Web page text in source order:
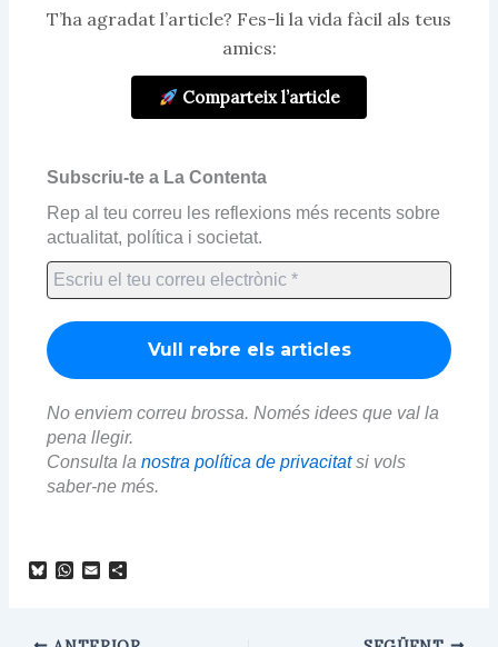
T’ha agradat l’article? Fes-li la vida fàcil als teus
amics:
Comparteix l’article
Subscriu-te a La Contenta
Rep al teu correu les reflexions més recents sobre
actualitat, política i societat.
No enviem correu brossa. Només idees que val la
pena llegir.
Consulta lanostra política de privacitatsi vols
saber-ne més.
B
s
W
s
E
l
a